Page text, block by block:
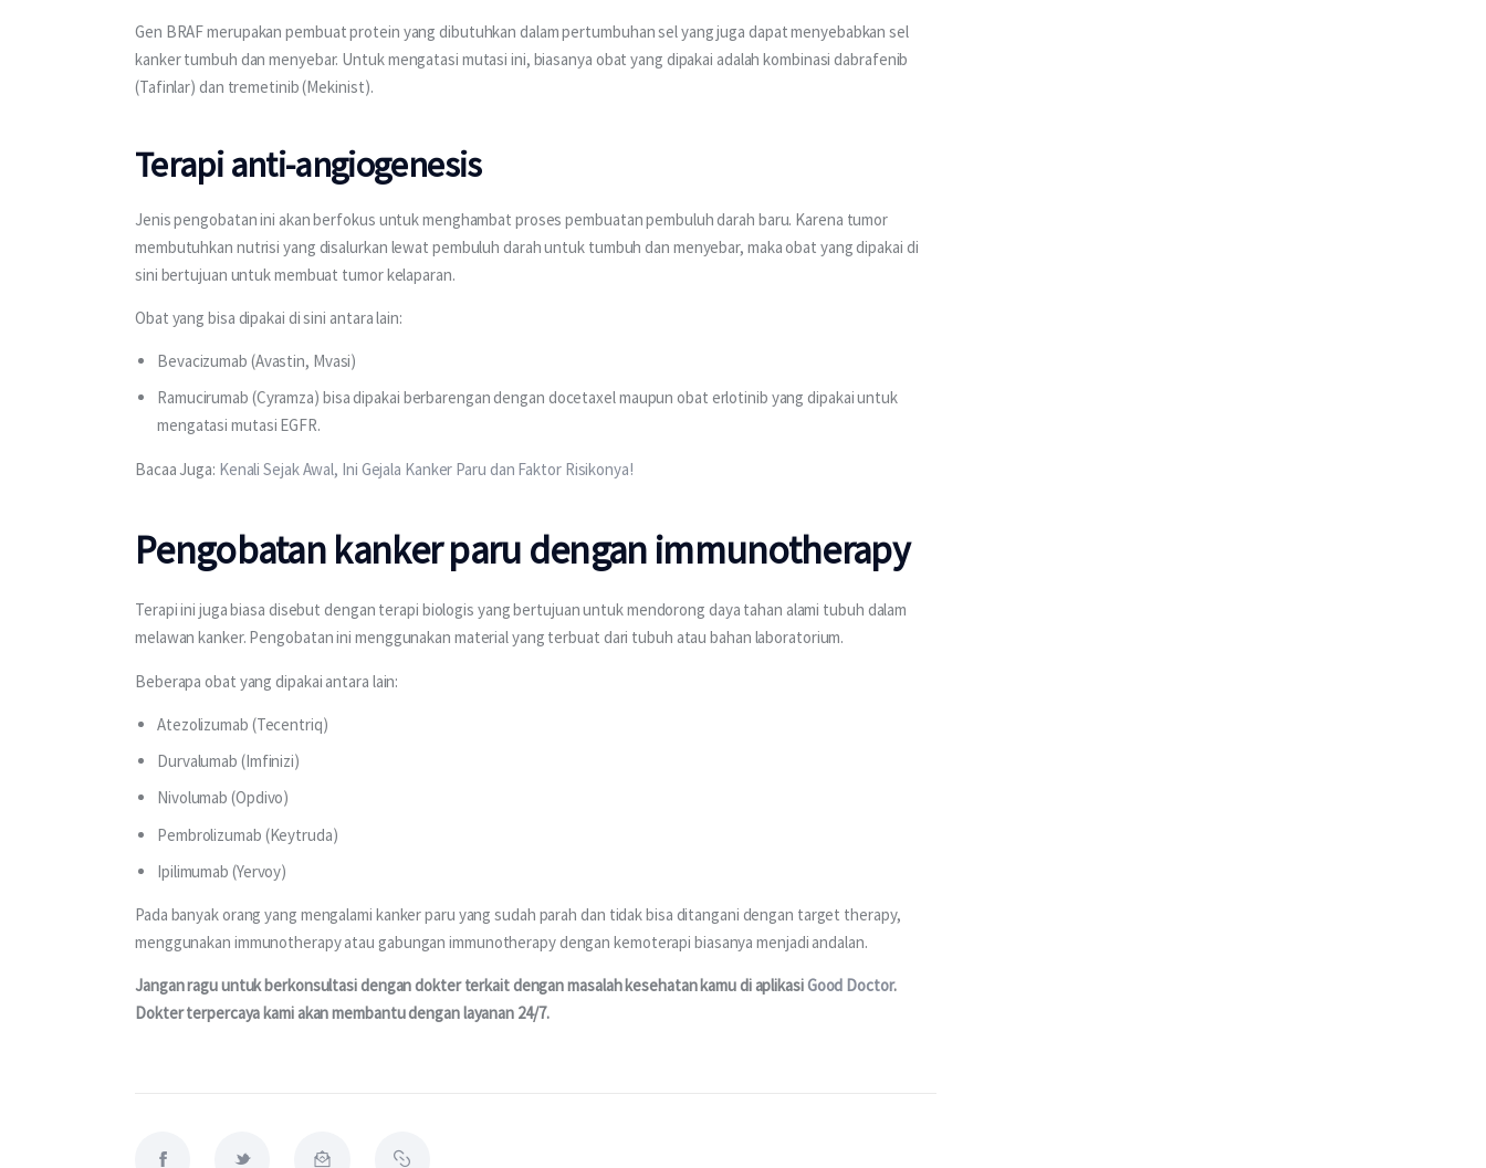
Gen BRAF merupakan pembuat protein yang dibutuhkan dalam pertumbuhan sel yang juga dapat menyebabkan sel
kanker tumbuh dan menyebar. Untuk mengatasi mutasi ini, biasanya obat yang dipakai adalah kombinasi dabrafenib
(Tafinlar) dan tremetinib (Mekinist).
Terapi anti-angiogenesis
Jenis pengobatan ini akan berfokus untuk menghambat proses pembuatan pembuluh darah baru. Karena tumor
membutuhkan nutrisi yang disalurkan lewat pembuluh darah untuk tumbuh dan menyebar, maka obat yang dipakai di
sini bertujuan untuk membuat tumor kelaparan.
Obat yang bisa dipakai di sini antara lain:
Bevacizumab (Avastin, Mvasi)
Ramucirumab (Cyramza) bisa dipakai berbarengan dengan docetaxel maupun obat erlotinib yang dipakai untuk
mengatasi mutasi EGFR.
Bacaa Juga: Kenali Sejak Awal, Ini Gejala Kanker Paru dan Faktor Risikonya!
Pengobatan kanker paru dengan immunotherapy
Terapi ini juga biasa disebut dengan terapi biologis yang bertujuan untuk mendorong daya tahan alami tubuh dalam
melawan kanker. Pengobatan ini menggunakan material yang terbuat dari tubuh atau bahan laboratorium.
Beberapa obat yang dipakai antara lain:
Atezolizumab (Tecentriq)
Durvalumab (Imfinizi)
Nivolumab (Opdivo)
Pembrolizumab (Keytruda)
Ipilimumab (Yervoy)
Pada banyak orang yang mengalami kanker paru yang sudah parah dan tidak bisa ditangani dengan target therapy,
menggunakan immunotherapy atau gabungan immunotherapy dengan kemoterapi biasanya menjadi andalan.
Jangan ragu untuk berkonsultasi dengan dokter terkait dengan masalah kesehatan kamu di aplikasi Good Doctor.
Dokter terpercaya kami akan membantu dengan layanan 24/7.